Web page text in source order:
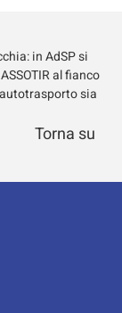
in AdSP si
al fianco
sia
Torna su